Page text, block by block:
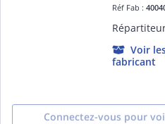
Réf Fab :
Voir
fabricant
Connectez-vous pour